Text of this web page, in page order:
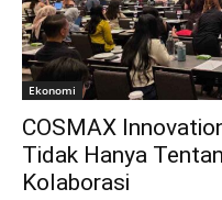
Ekonomi
COSMAX
Tidak Hanya
Kolaborasi